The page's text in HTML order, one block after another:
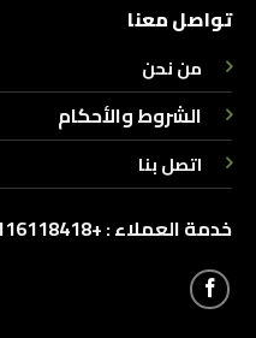
تواصل معنا
من نحن
الشروط والأحكام
اتصل بنا
خدمة العملاء : +201116118418